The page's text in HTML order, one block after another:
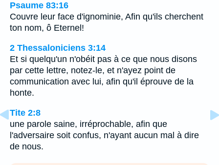
Psaume 83:16
Couvre leur face d'ignominie, Afin qu'ils cherchent
ton nom, ô Eternel!
2 Thessaloniciens 3:14
Et si quelqu'un n'obéit pas à ce que nous disons
par cette lettre, notez-le, et n'ayez point de
communication avec lui, afin qu'il éprouve de la
honte.
Tite 2:8
une parole saine, irréprochable, afin que
l'adversaire soit confus, n'ayant aucun mal à dire
de nous.